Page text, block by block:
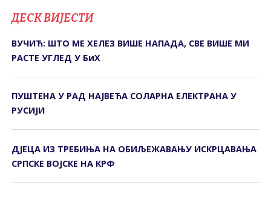
ДЕСК ВИЈЕСТИ
ВУЧИЋ: ШТО МЕ ХЕЛЕЗ ВИШЕ НАПАДА, СВЕ ВИШЕ МИ
РАСТЕ УГЛЕД У БиХ
ПУШТЕНА У РАД НАЈВЕЋА СОЛАРНА ЕЛЕКТРАНА У
РУСИЈИ
ДЈЕЦА ИЗ ТРЕБИЊА НА ОБИЉЕЖАВАЊУ ИСКРЦАВАЊА
СРПСКЕ ВОЈСКЕ НА КРФ